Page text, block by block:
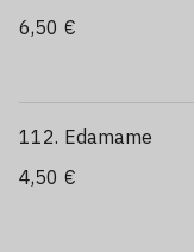
6,50 €
112. Edamame
4,50 €